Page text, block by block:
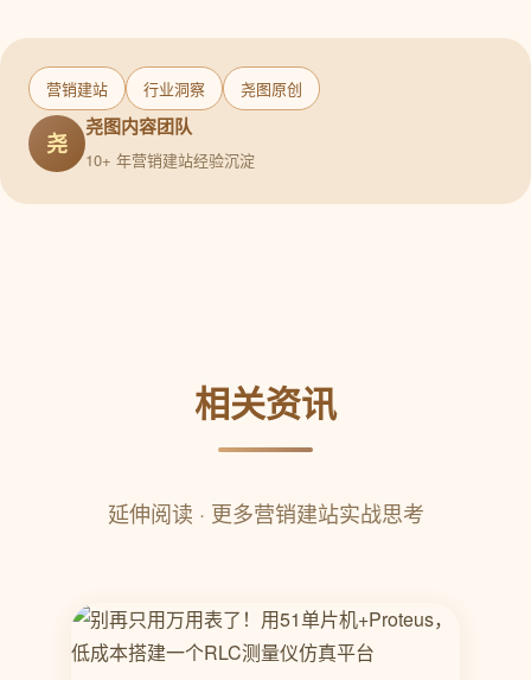
营销建站 行业洞察 尧图原创
尧
尧图内容团队
10+ 年营销建站经验沉淀
相关资讯
延伸阅读 · 更多营销建站实战思考